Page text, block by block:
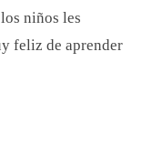
niños les
feliz de aprender